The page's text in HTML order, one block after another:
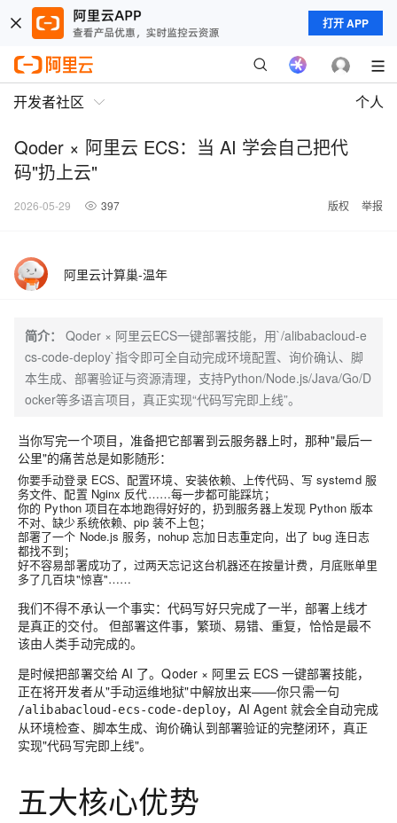
打开 APP
开发者社区 个人
Qoder × 阿里云 ECS：当 AI 学会自己把代
码"扔上云"
2026-05-29 397 版权 举报
阿里云计算巢-温年
简介：
Qoder × 阿里云ECS一键部署技能，用`/alibabacloud-e
cs-code-deploy`指令即可全自动完成环境配置、询价确认、脚
本生成、部署验证与资源清理，支持Python/Node.js/Java/Go/D
ocker等多语言项目，真正实现“代码写完即上线”。
当你写完一个项目，准备把它部署到云服务器上时，那种"最后一
公里"的痛苦总是如影随形：
你要手动登录 ECS、配置环境、安装依赖、上传代码、写 systemd 服
务文件、配置 Nginx 反代……每一步都可能踩坑；
你的 Python 项目在本地跑得好好的，扔到服务器上发现 Python 版本
不对、缺少系统依赖、pip 装不上包；
部署了一个 Node.js 服务，nohup 忘加日志重定向，出了 bug 连日志
都找不到；
好不容易部署成功了，过两天忘记这台机器还在按量计费，月底账单里
多了几百块"惊喜"……
我们不得不承认一个事实：代码写好只完成了一半，部署上线才
是真正的交付。
但部署这件事，繁琐、易错、重复，恰恰是最不
该由人类手动完成的。
是时候把部署交给 AI 了。Qoder × 阿里云 ECS 一键部署技能，
正在将开发者从"手动运维地狱"中解放出来——你只需一句
/alibabacloud-ecs-code-deploy，AI Agent 就会全自动完成
从环境检查、脚本生成、询价确认到部署验证的完整闭环，真正
实现"代码写完即上线"。
五大核心优势